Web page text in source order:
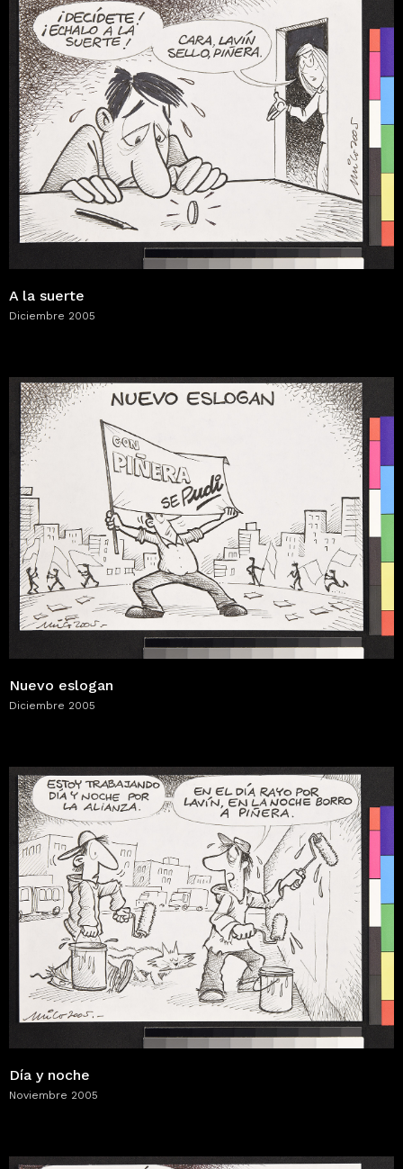
A la suerte
Diciembre 2005
Nuevo eslogan
Diciembre 2005
Día y noche
Noviembre 2005